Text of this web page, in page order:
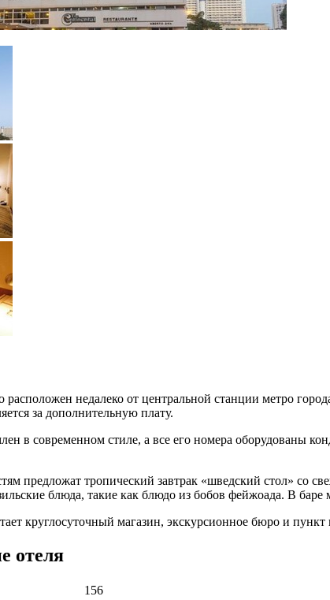
расположен недалеко от центральной станции метро
за дополнительную плату.
в современном стиле, а все его номера оборудованы
предложат тропический завтрак «шведский стол»
блюда, такие как блюдо из бобов фейжоада. В баре
круглосуточный магазин, экскурсионное бюро и
отеля
156